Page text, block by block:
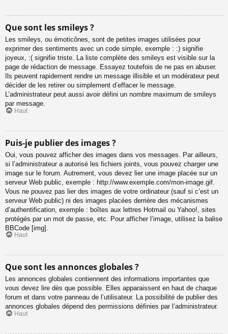
Que sont les smileys ?
Les smileys, ou émoticônes, sont de petites images utilisées pour
exprimer des sentiments avec un code simple, exemple : :) signifie
joyeux, :( signifie triste. La liste complète des smileys est visible sur la
page de rédaction de message. Essayez toutefois de ne pas en abuser.
Ils peuvent rapidement rendre un message illisible et un modérateur peut
décider de les retirer ou simplement d’effacer le message.
L’administrateur peut aussi avoir défini un nombre maximum de smileys
par message.
Haut
Puis-je publier des images ?
Oui, vous pouvez afficher des images dans vos messages. Par ailleurs,
si l’administrateur a autorisé les fichiers joints, vous pouvez charger une
image sur le forum. Autrement, vous devez lier une image placée sur un
serveur Web public, exemple : http://www.exemple.com/mon-image.gif.
Vous ne pouvez pas lier des images de votre ordinateur (sauf si c’est un
serveur Web public) ni des images placées derrière des mécanismes
d’authentification, exemple : boîtes aux lettres Hotmail ou Yahoo!, sites
protégés par un mot de passe, etc. Pour afficher l’image, utilisez la balise
BBCode [img].
Haut
Que sont les annonces globales ?
Les annonces globales contiennent des informations importantes que
vous devez lire dès que possible. Elles apparaissent en haut de chaque
forum et dans votre panneau de l’utilisateur. La possibilité de publier des
annonces globales dépend des permissions définies par l’administrateur.
Haut